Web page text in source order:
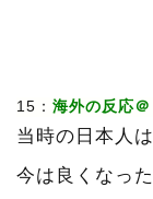
15： 海外の反応
当時の日本人
今は良くなった